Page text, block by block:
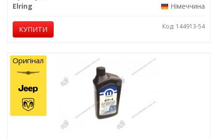
Elring
Німеччина
КУПИТИ Код: 144913-54
Оригінал